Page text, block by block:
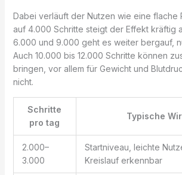
Dabei verläuft der Nutzen wie eine flache
auf 4.000 Schritte steigt der Effekt kräftig
6.000 und 9.000 geht es weiter bergauf,
Auch 10.000 bis 12.000 Schritte können
bringen, vor allem für Gewicht und
nicht.
Schritte
pro tag
Typische
2.000–
3.000
Startniveau, leichte
Kreislauf erkennbar